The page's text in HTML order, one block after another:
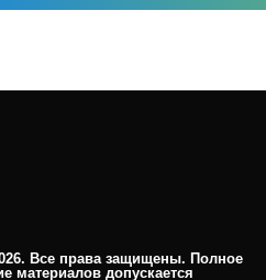
Все права защищены. Полное
материалов допускается